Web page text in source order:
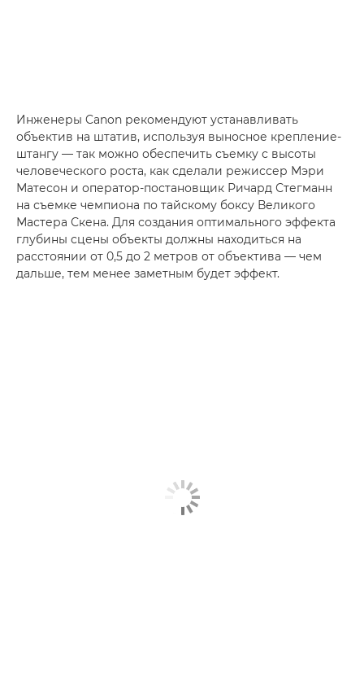
Инженеры Canon рекомендуют устанавливать
объектив на штатив, используя выносное крепление-
штангу — так можно обеспечить съемку с высоты
человеческого роста, как сделали режиссер Мэри
Матесон и оператор-постановщик Ричард Стегманн
на съемке чемпиона по тайскому боксу Великого
Мастера Скена. Для создания оптимального эффекта
глубины сцены объекты должны находиться на
расстоянии от 0,5 до 2 метров от объектива — чем
дальше, тем менее заметным будет эффект.